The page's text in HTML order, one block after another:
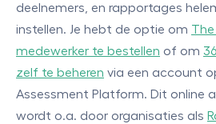
deelnemers, en rapportages
instellen. Je hebt de optie om
medewerker te bestellen of om
zelf te beheren via een account
Assessment Platform. Dit online
wordt o.a. door organisaties als